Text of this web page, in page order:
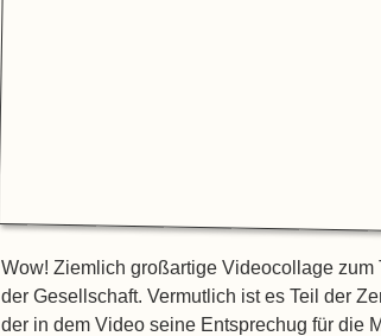
Wow! Ziemlich großartige Videocollage
der Gesellschaft. Vermutlich ist es Teil der
der in dem Video seine Entsprechug für die